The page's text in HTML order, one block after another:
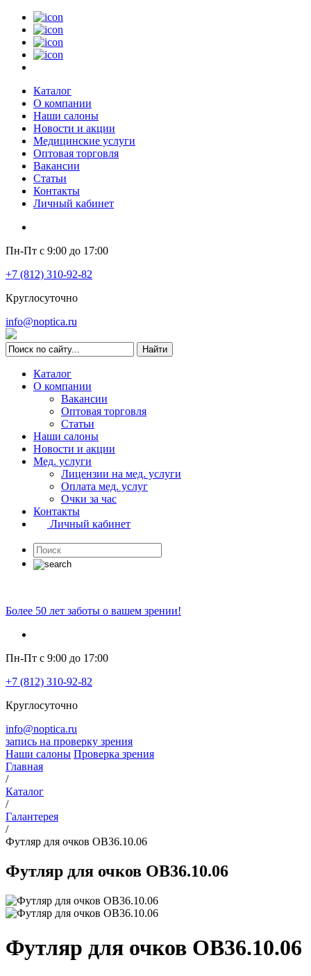
Каталог
О компании
Наши салоны
Новости и акции
Медицинские услуги
Оптовая торговля
Вакансии
Статьи
Контакты
Личный кабинет
Пн-Пт с 9:00 до 17:00
+7 (812) 310-92-82
Круглосуточно
info@noptica.ru
Каталог
О компании
Вакансии
Оптовая торговля
Статьи
Наши салоны
Новости и акции
Мед. услуги
Лицензии на мед. услуги
Оплата мед. услуг
Очки за час
Контакты
Личный кабинет
Более 50 лет заботы о вашем зрении!
Пн-Пт с 9:00 до 17:00
+7 (812) 310-92-82
Круглосуточно
info@noptica.ru
запись на проверку зрения
Наши салоны Проверка зрения
Главная
/
Каталог
/
Галантерея
/
Футляр для очков OB36.10.06
Футляр для очков OB36.10.06
Футляр для очков OB36.10.06